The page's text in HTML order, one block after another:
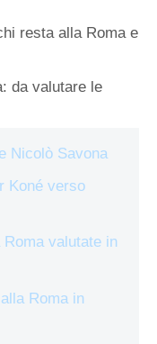
resta alla Roma e
da valutare le
Nicolò Savona
Koné verso
Roma valutate in
Roma in